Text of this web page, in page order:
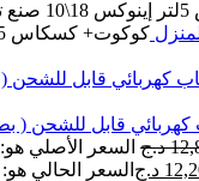
د.ج السعر الأصلي هو:
د.ج السعر الحالي هو: 12,200.00 د.ج.